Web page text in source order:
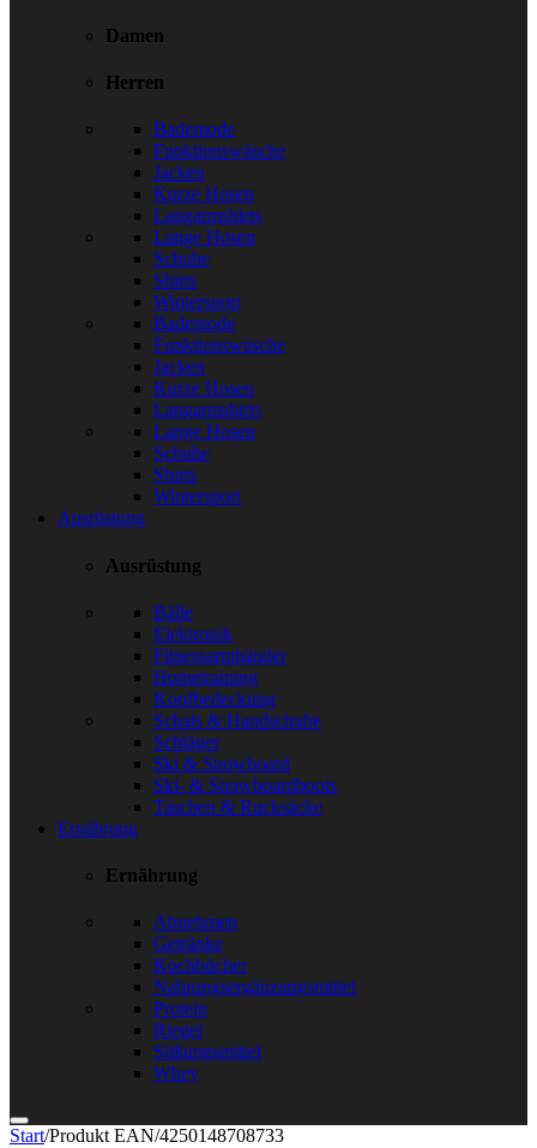
Damen
Herren
Bademode
Funktionswäsche
Jacken
Kurze Hosen
Langarmshirts
Lange Hosen
Schuhe
Shirts
Wintersport
Bademode
Funktionswäsche
Jacken
Kurze Hosen
Langarmshirts
Lange Hosen
Schuhe
Shirts
Wintersport
Ausrüstung
Ausrüstung
Bälle
Elektronik
Fitnessarmbänder
Hometraining
Kopfbedeckung
Schals & Handschuhe
Schläger
Ski & Snowboard
Ski- & Snowboardboots
Taschen & Rucksäcke
Ernährung
Ernährung
Abnehmen
Getränke
Kochbücher
Nahrungsergänzungsmittel
Protein
Riegel
Süßungsmittel
Whey
Start/Produkt EAN/4250148708733